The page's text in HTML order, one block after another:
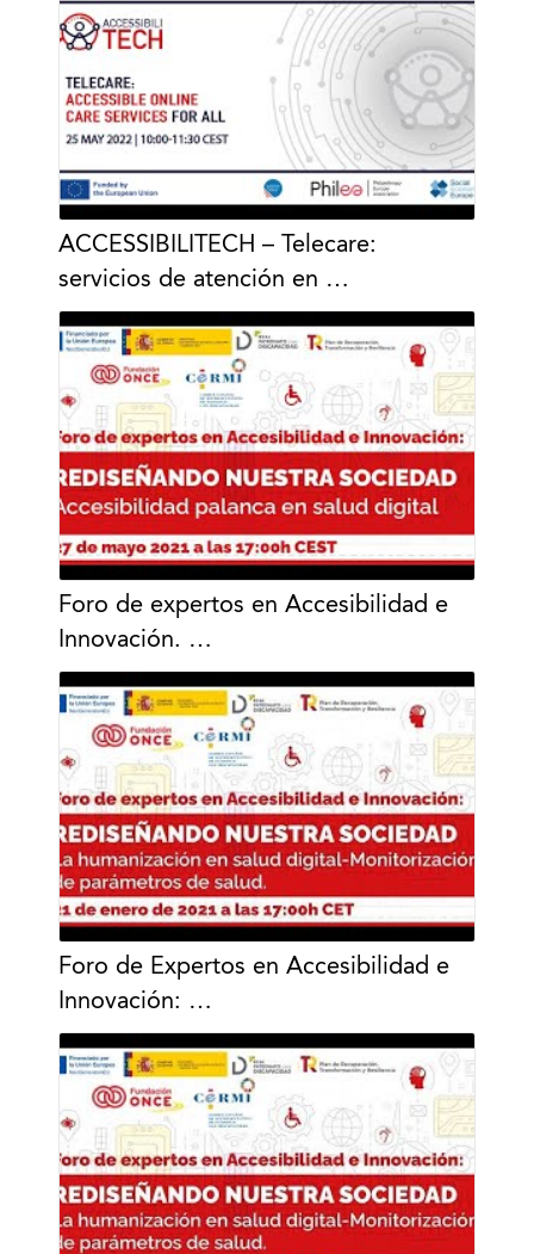
ACCESSIBILITECH – Telecare:
servicios de atención en …
Foro de expertos en Accesibilidad e
Innovación. …
Foro de Expertos en Accesibilidad e
Innovación: …